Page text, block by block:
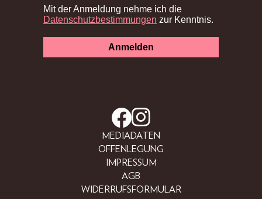
MEDIADATEN
OFFENLEGUNG
IMPRESSUM
AGB
WIDERRUFSFORMULAR